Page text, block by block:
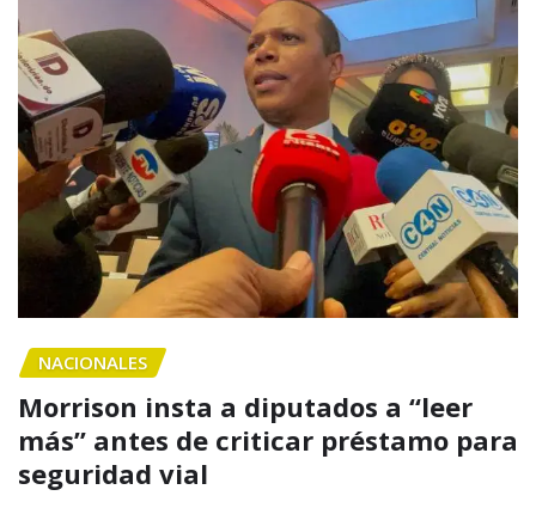
NACIONALES
Morrison insta a diputados a “leer
más” antes de criticar préstamo para
seguridad vial